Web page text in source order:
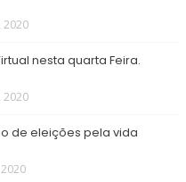
2020
nesta quarta Feira.
2020
de eleições pela vida